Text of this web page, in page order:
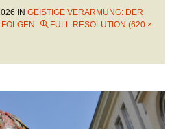
IN GEISTIGE VERARMUNG: DER
FULL RESOLUTION (620 ×